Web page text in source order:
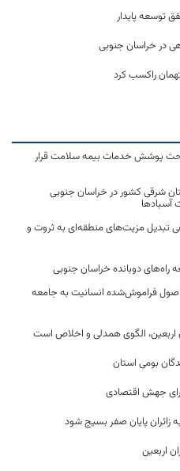
توسعه پایدار
در خراسان جنوبی
راکسب کرد
تحت پوشش خدمات بیمه سلامت قرار
شرقی کشور در خراسان جنوبی
آسبادها
تبدیل مزیت‌های منطقه‌ای به ثروت و
فراموش‌شده انسانیت به جامعه
اربعین، الگوی همدلی و اخلاص است
بومی استان
جهش اقتصادی
پایان صفر بسیج شود